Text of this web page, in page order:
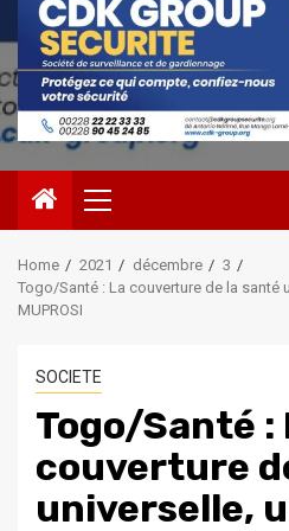
Primary
Menu
Home 2021 décembre
3
Togo/Santé : La couverture de la santé
MUPROSI
SOCIETE
Togo/Santé :
couverture
universelle,